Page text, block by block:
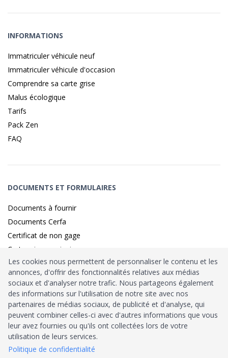
INFORMATIONS
Immatriculer véhicule neuf
Immatriculer véhicule d'occasion
Comprendre sa carte grise
Malus écologique
Tarifs
Pack Zen
FAQ
DOCUMENTS ET FORMULAIRES
Documents à fournir
Documents Cerfa
Certificat de non gage
Carte grise provisoire
Identité sécurisé parFranceConnect
HabilitationMinistère de l’Intérieur: n°212900
Agrément Trésor Public
Les cookies nous permettent de personnaliser le contenu et les
annonces, d'offrir des fonctionnalités relatives aux médias
sociaux et d'analyser notre trafic. Nous partageons également
des informations sur l'utilisation de notre site avec nos
partenaires de médias sociaux, de publicité et d'analyse, qui
peuvent combiner celles-ci avec d'autres informations que vous
leur avez fournies ou qu'ils ont collectées lors de votre
utilisation de leurs services.
Politique de confidentialité